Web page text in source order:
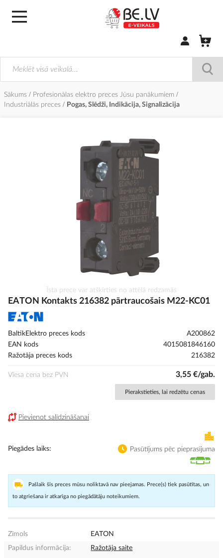
Pierakstīties/
Sākums
Profesionālas elektro preces Jūsu panākumiem
Industriālās preces
Pogas, Slēdži, Indikācija, Signalizācija
uz
sākumu
Īsta prece var atšķirties no attēlā redzamās
EATON Kontakts 216382 pārtraucošais M22-KC01
BaltikElektro preces kods
A200862
EAN kods
4015081846160
Ražotāja preces kods
216382
Viesa cena bez PVN 3,55 €/gab.
Pierakstieties, lai redzētu cenas
Pievienot salīdzināšanai
Piegādes laiks Pasūtījums pēc pieprasījuma
Pašlaik šīs preces mūsu noliktavā nav pieejamas. Prece(s) tiek pasūtītas, un
to atgriešana ir atkarīga no piegādātāju noteikumiem.
Zīmols
EATON
Papildus informācija:
Ražotāja saite